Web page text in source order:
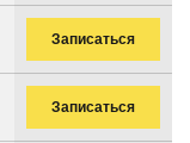
Записаться
Записаться